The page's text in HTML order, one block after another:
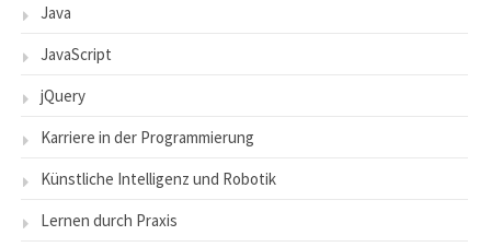
Java
JavaScript
jQuery
Karriere in der Programmierung
Künstliche Intelligenz und Robotik
Lernen durch Praxis